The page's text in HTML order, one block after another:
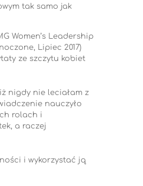
tak samo jak
Women’s Leadership
Lipiec 2017)
ze szczytu kobiet
nigdy nie leciałam z
nauczyło
rolach i
a raczej
i wykorzystać ją